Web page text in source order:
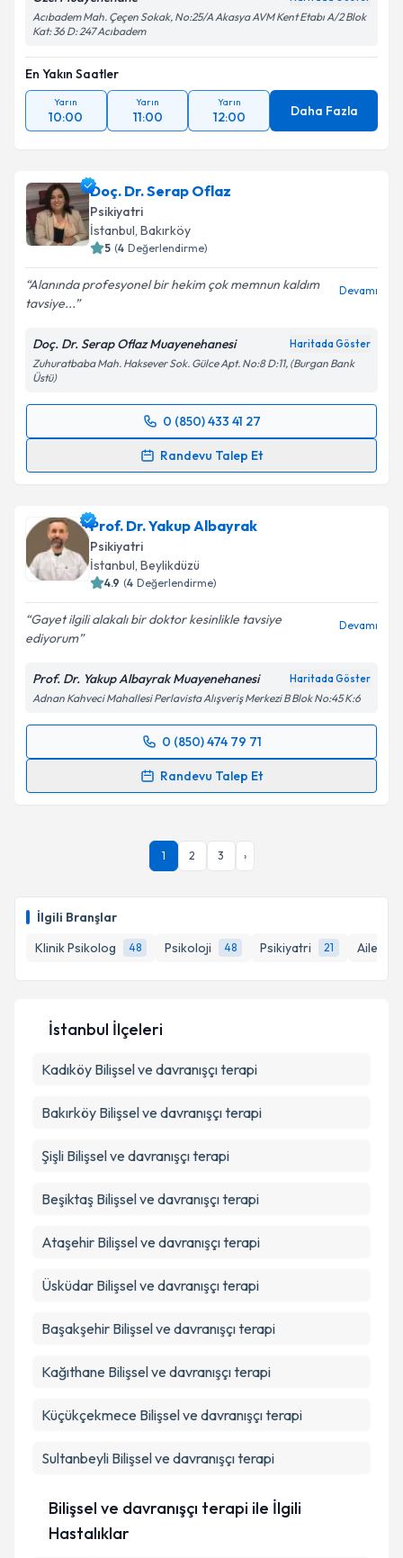
İlgili Branşlar
Klinik Psikolog
48 Psikoloji 48 Psikiyatri 21 Aile
Kişisel verilerimin işlenmesine ilişkin
Takvim Talebini Gönder
Acıbadem Mah. Çeçen Sokak, No:25/A Akasya AVM Kent Etabı A/2 Blok
Kat: 36 D: 247 Acıbadem
En Yakın Saatler
Yarın
10:00
Yarın
11:00
Yarın
12:00 Daha Fazla
Doç. Dr. Serap Oflaz
Psikiyatri
İstanbul, Bakırköy
5 (4 Değerlendirme)
Alanında profesyonel bir hekim çok memnun kaldım
tavsiye...
Devamı
Doç. Dr. Serap Oflaz Muayenehanesi Haritada Göster
Zuhuratbaba Mah. Haksever Sok. Gülce Apt. No:8 D:11, (Burgan Bank
Üstü)
0 (850) 433 41 27
Randevu Talep Et
Randevu Takvimi Talebi
takvim hazırlandığında e-posta ile bilgilendireceğiz.
E-posta Adresiniz
kapsamda işlenmesini kabul ediyorum.
Takvim Talebini Gönder
Prof. Dr. Yakup Albayrak
Psikiyatri
İstanbul, Beylikdüzü
4.9 (4 Değerlendirme)
Gayet ilgili alakalı bir doktor kesinlikle tavsiye
ediyorum
Devamı
Prof. Dr. Yakup Albayrak Muayenehanesi Haritada Göster
Adnan Kahveci Mahallesi Perlavista Alışveriş Merkezi B Blok No:45 K:6
0 (850) 474 79 71
Randevu Talep Et
Randevu Takvimi Talebi
takvim hazırlandığında e-posta ile bilgilendireceğiz.
Takvim Talebini Gönder
1 2 3 ›
İstanbul İlçeleri
Kadıköy Bilişsel ve davranışçı terapi
Bakırköy Bilişsel ve davranışçı terapi
Şişli Bilişsel ve davranışçı terapi
Beşiktaş Bilişsel ve davranışçı terapi
Ataşehir Bilişsel ve davranışçı terapi
Üsküdar Bilişsel ve davranışçı terapi
Başakşehir Bilişsel ve davranışçı terapi
Kağıthane Bilişsel ve davranışçı terapi
Küçükçekmece Bilişsel ve davranışçı terapi
Sultanbeyli Bilişsel ve davranışçı terapi
Bilişsel ve davranışçı terapi ile İlgili
Hastalıklar